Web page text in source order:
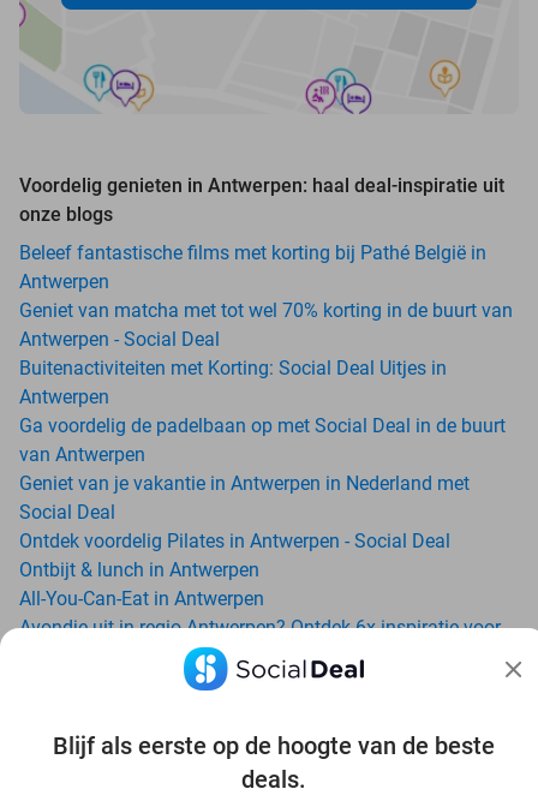
Blijf als eerste op de hoogte van de beste
deals.
Voordelig genieten in Antwerpen: haal deal-inspiratie uit
onze blogs
Beleef fantastische films met korting bij Pathé België in
Antwerpen
Geniet van matcha met tot wel 70% korting in de buurt van
Antwerpen - Social Deal
Buitenactiviteiten met Korting: Social Deal Uitjes in
Antwerpen
Ga voordelig de padelbaan op met Social Deal in de buurt
van Antwerpen
Geniet van je vakantie in Antwerpen in Nederland met
Social Deal
Ontdek voordelig Pilates in Antwerpen - Social Deal
Ontbijt & lunch in Antwerpen
All-You-Can-Eat in Antwerpen
Avondje uit in regio Antwerpen? Ontdek 6x inspiratie voor
een onvergetelijke avond
Zoo Antwerpen: beleef een beestachtige dag met korting
Date ideeën voor Antwerpen en omgeving: ontdek 16 tips